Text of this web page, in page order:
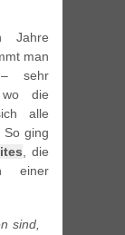
Jahre
man
sehr
die
alle
So ging
, die
einer
sind,